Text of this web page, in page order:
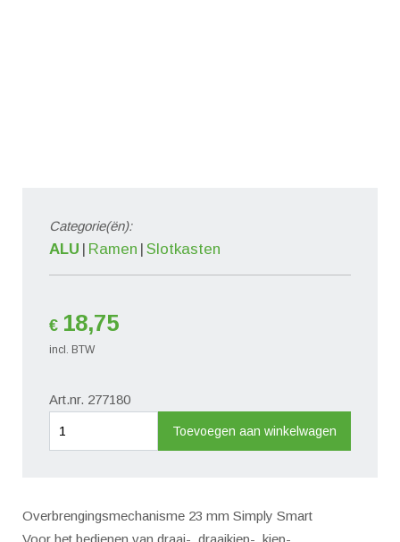
Categorie(ën):
ALU Ramen Slotkasten
€ 18,75
incl. BTW
Art.nr. 277180
Simply
Smart
Toevoegen aan winkelwagen
Overbrengingsmechanisme 23 mm Simply Smart